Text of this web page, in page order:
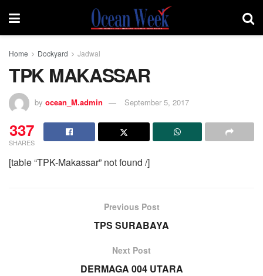
Home Dockyard Jadwal
TPK MAKASSAR
by ocean_M.admin September 5, 2017
337
SHARES
[table “TPK-Makassar” not found /]
Previous Post
TPS SURABAYA
Next Post
DERMAGA 004 UTARA